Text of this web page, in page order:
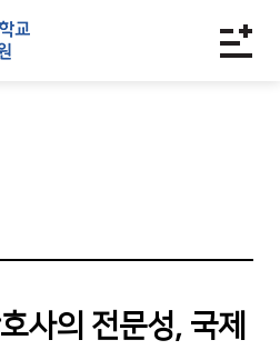
사의 전문성, 국제